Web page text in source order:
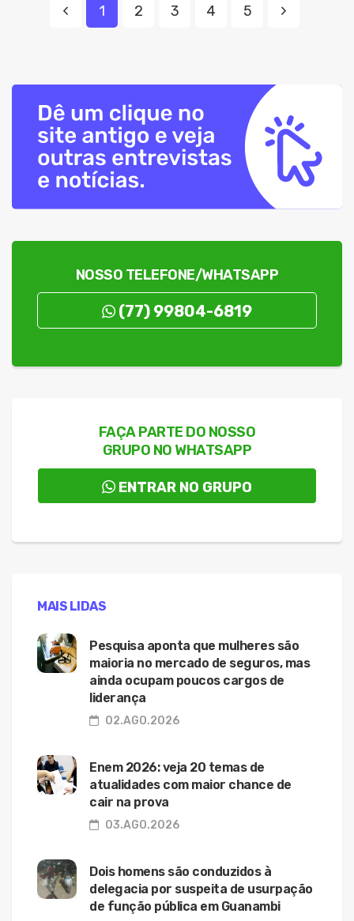
1 2 3 4 5
NOSSO TELEFONE/WHATSAPP
(77) 99804-6819
FAÇA PARTE DO NOSSO
GRUPO NO WHATSAPP
ENTRAR NO GRUPO
MAIS LIDAS
Pesquisa aponta que mulheres são
maioria no mercado de seguros, mas
ainda ocupam poucos cargos de
liderança
02.AGO.2026
Enem 2026: veja 20 temas de
atualidades com maior chance de
cair na prova
03.AGO.2026
Dois homens são conduzidos à
delegacia por suspeita de usurpação
de função pública em Guanambi